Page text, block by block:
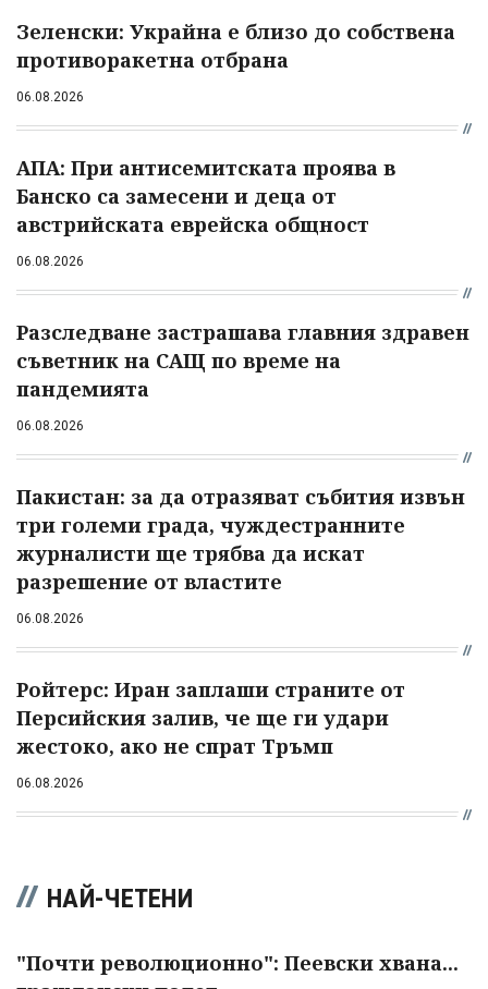
Зеленски: Украйна е близо до собствена
противоракетна отбрана
06.08.2026
АПА: При антисемитската проява в
Банско са замесени и деца от
австрийската еврейска общност
06.08.2026
Разследване застрашава главния здравен
съветник на САЩ по време на
пандемията
06.08.2026
Пакистан: за да отразяват събития извън
три големи града, чуждестранните
журналисти ще трябва да искат
разрешение от властите
06.08.2026
Ройтерс: Иран заплаши страните от
Персийския залив, че ще ги удари
жестоко, ако не спрат Тръмп
06.08.2026
НАЙ-ЧЕТЕНИ
"Почти революционно": Пеевски хвана...